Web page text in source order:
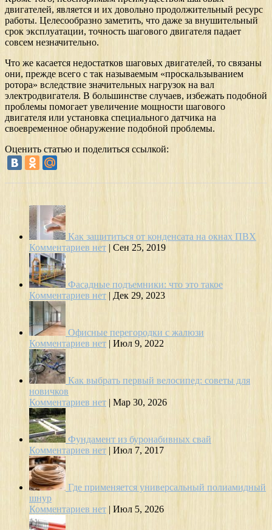
двигателей, является и их довольно продолжительный ресурс
работы. Целесообразно заметить, что даже за внушительный
срок эксплуатации, точность шагового двигателя падает
совсем незначительно.
Что же касается недостатков шаговых двигателей, то связаны
они, прежде всего с так называемым «проскальзыванием
ротора» вследствие значительных нагрузок на вал
электродвигателя. В большинстве случаев, избежать подобной
проблемы помогает увеличение мощности шагового
двигателя или установка специального датчика на
своевременное обнаружение подобной проблемы.
Оценить статью и поделиться ссылкой:
Как защититься от конденсата на окнах ПВХ
Комментариев нет | Сен 25, 2019
Фасадные подъемники: что это такое
Комментариев нет | Дек 29, 2023
Офисные перегородки с жалюзи
Комментариев нет | Июл 9, 2022
Как выбрать первый велосипед: советы для
новичков
Комментариев нет | Мар 30, 2026
Фундамент из буронабивных свай
Комментариев нет | Июл 7, 2017
Где применяется универсальный полиамидный
шнур
Комментариев нет | Июл 5, 2026